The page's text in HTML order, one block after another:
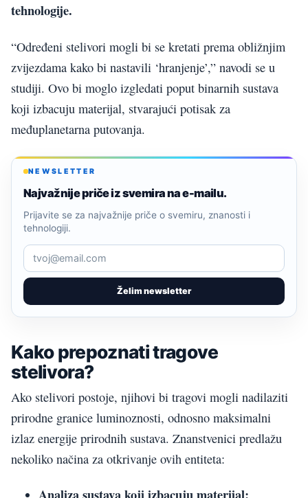
tehnologije.
“Određeni stelivori mogli bi se kretati prema obližnjim
zvijezdama kako bi nastavili ‘hranjenje’,” navodi se u
studiji. Ovo bi moglo izgledati poput binarnih sustava
koji izbacuju materijal, stvarajući potisak za
međuplanetarna putovanja.
NEWSLETTER
Najvažnije priče iz svemira na e-mailu.
Želim newsletter
Prijavite se za najvažnije priče o svemiru, znanosti i
tehnologiji.
Kako prepoznati tragove
stelivora?
Ako stelivori postoje, njihovi bi tragovi mogli nadilaziti
prirodne granice luminoznosti, odnosno maksimalni
izlaz energije prirodnih sustava. Znanstvenici predlažu
nekoliko načina za otkrivanje ovih entiteta: